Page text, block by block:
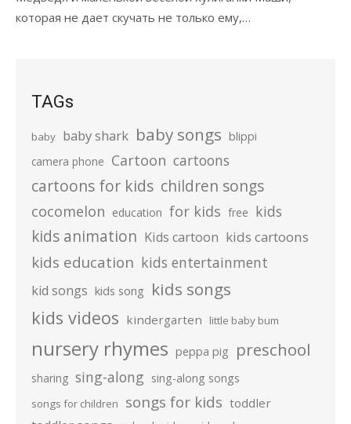
которая не дает скучать не только ему,…
TAGs
baby baby shark baby songs blippi
camera phone Cartoon cartoons
cartoons for kids children songs
cocomelon education for kids free kids
kids animation Kids cartoon kids cartoons
kids education kids entertainment
kid songs kids song kids songs
kids videos kindergarten little baby bum
nursery rhymes peppa pig preschool
sharing sing-along sing-along songs
songs for children songs for kids toddler